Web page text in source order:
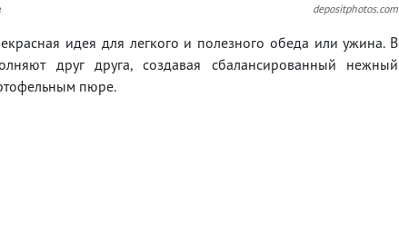
depositphotos.com
идея для легкого и полезного обеда или ужина. В
друг друга, создавая сбалансированный нежный
пюре.